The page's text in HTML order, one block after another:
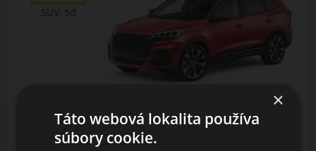
SUV, 5d
Sportequipe 7 (2023-2025)
×
Táto webová lokalita používa
súbory cookie.